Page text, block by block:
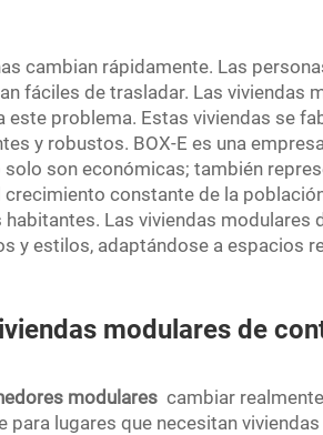
cambian rápidamente. Las
fáciles de trasladar. Las viviendas
este problema. Estas viviendas se
y robustos. BOX-E es una
solo son económicas; también
crecimiento constante de la
habitantes. Las viviendas
y estilos, adaptándose a espacios
modulares de
modulares cambiar
para lugares que necesitan